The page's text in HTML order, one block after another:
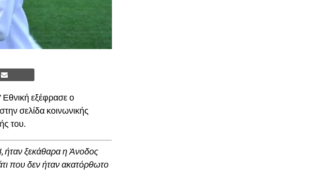
Εθνική εξέφρασε ο
σελίδα κοινωνικής
του.
ήταν ξεκάθαρα η Άνοδος
που δεν ήταν ακατόρθωτο